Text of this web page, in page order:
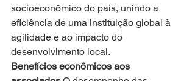
socioeconômico do país, unindo a
eficiência de uma instituição global à
agilidade e ao impacto do
desenvolvimento local.
Benefícios econômicos aos